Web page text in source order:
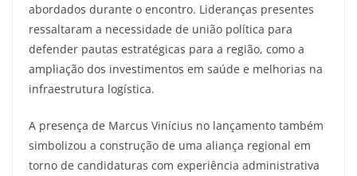
abordados durante o encontro. Lideranças presentes
ressaltaram a necessidade de união política para
defender pautas estratégicas para a região, como a
ampliação dos investimentos em saúde e melhorias na
infraestrutura logística.
A presença de Marcus Vinícius no lançamento também
simbolizou a construção de uma aliança regional em
torno de candidaturas com experiência administrativa